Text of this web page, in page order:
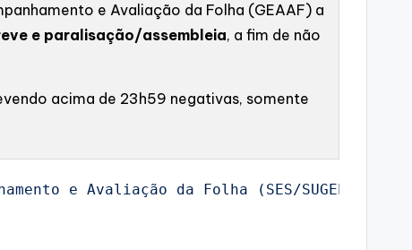
e Avaliação da Folha (GEAAF) a
e paralisação/assembleia, a fim de não
acima de 23h59 negativas, somente
e Avaliação da Folha (SES/